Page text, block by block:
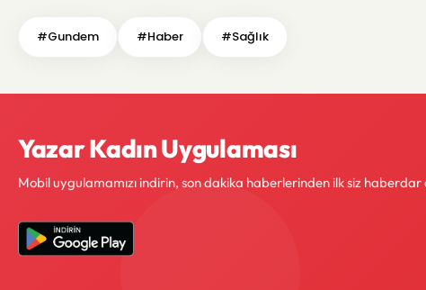
#Gundem #Haber #Sağlık
Yazar Kadın Uygulaması
Mobil uygulamamızı indirin, son dakika haberlerinden ilk siz haberdar